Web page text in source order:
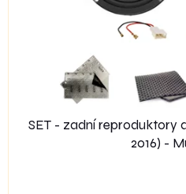
SET - zadní reproduktory
2016) -